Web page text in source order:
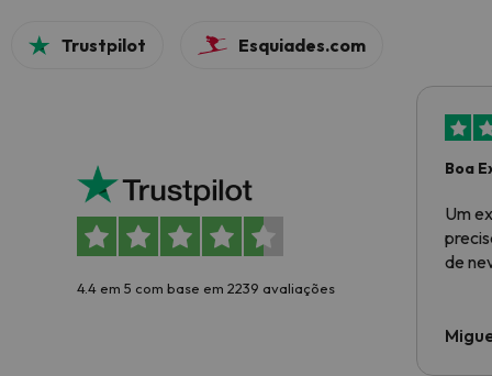
Trustpilot Esquiades.com
4.4 em 5 com base em 2239 avaliações
Boa
Um
de